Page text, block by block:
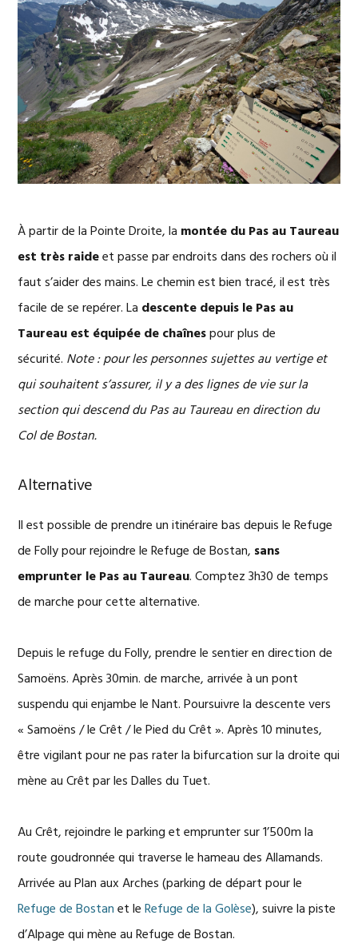
À partir de la Pointe Droite, la montée du Pas au Taureau
est très raideet passe par endroits dans des rochers où il
faut s’aider des mains. Le chemin est bien tracé, il est très
facile de se repérer. La descente depuis le Pas au
Taureau est équipée de chaînespour plus de
sécurité. Note : pour les personnes sujettes au vertige et
qui souhaitent s’assurer, il y a des lignes de vie sur la
section qui descend du Pas au Taureau en direction du
Col de Bostan.
Alternative
Il est possible de prendre un itinéraire bas depuis le Refuge
de Folly pour rejoindre le Refuge de Bostan, sans
emprunter le Pas au Taureau. Comptez 3h30 de temps
de marche pour cette alternative.
Depuis le refuge du Folly, prendre le sentier en direction de
Samoëns. Après 30min. de marche, arrivée à un pont
suspendu qui enjambe le Nant. Poursuivre la descente vers
« Samoëns / le Crêt / le Pied du Crêt ». Après 10 minutes,
être vigilant pour ne pas rater la bifurcation sur la droite qui
mène au Crêt par les Dalles du Tuet.
Au Crêt, rejoindre le parking et emprunter sur 1’500m la
route goudronnée qui traverse le hameau des Allamands.
Arrivée au Plan aux Arches (parking de départ pour le
Refuge de Bostanet leRefuge de la Golèse), suivre la piste
d’Alpage qui mène au Refuge de Bostan.